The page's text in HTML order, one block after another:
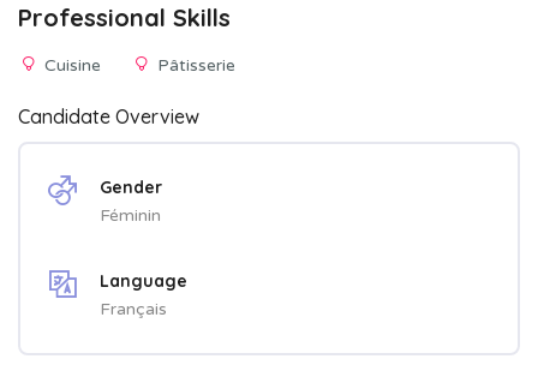
Professional Skills
Cuisine Pâtisserie
Candidate Overview
Gender
Féminin
Language
Français